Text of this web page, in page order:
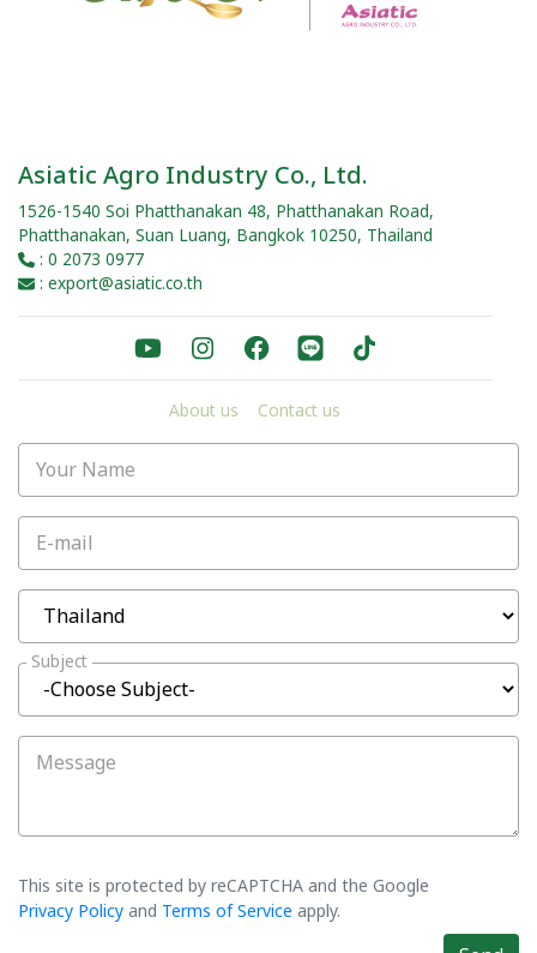
Asiatic Agro Industry Co., Ltd.
1526-1540 Soi Phatthanakan 48, Phatthanakan Road,
Phatthanakan, Suan Luang, Bangkok 10250, Thailand
: 0 2073 0977
: export@asiatic.co.th
About us Contact us
Your Name
E-mail
Subject
Message
This site is protected by reCAPTCHA and the Google
Privacy Policyand Terms of Service apply.